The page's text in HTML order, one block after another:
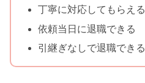
丁寧に対応してもらえる
依頼当日に退職できる
引継ぎなしで退職できる